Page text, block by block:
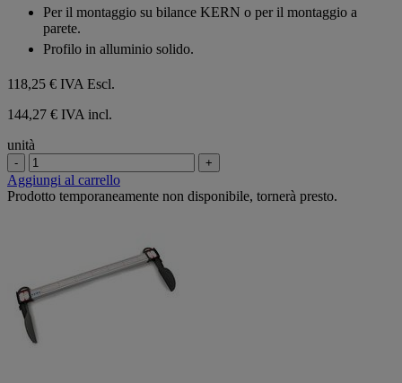
Per il montaggio su bilance KERN o per il montaggio a
parete.
Profilo in alluminio solido.
118,25 € IVA Escl.
144,27 € IVA incl.
unità
- +
Aggiungi al carrello
Prodotto temporaneamente non disponibile, tornerà presto.